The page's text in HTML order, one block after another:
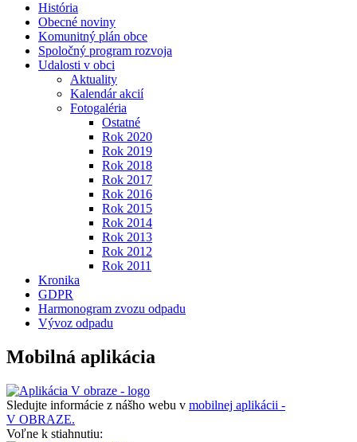
História
Obecné noviny
Komunitný plán obce
Spoločný program rozvoja
Udalosti v obci
Aktuality
Kalendár akcií
Fotogaléria
Ostatné
Rok 2020
Rok 2019
Rok 2018
Rok 2017
Rok 2016
Rok 2015
Rok 2014
Rok 2013
Rok 2012
Rok 2011
Kronika
GDPR
Harmonogram zvozu odpadu
Vývoz odpadu
Mobilná aplikácia
Sledujte informácie z nášho webu v mobilnej aplikácii -
V OBRAZE.
Voľne k stiahnutiu: